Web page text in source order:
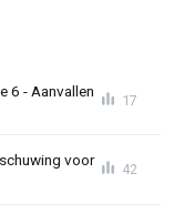
6 - Aanvallen
17
voor
42